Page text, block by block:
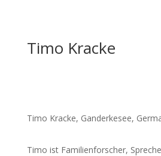
Timo Kracke
Timo Kracke, Ganderkesee,
Timo ist Familienforscher,